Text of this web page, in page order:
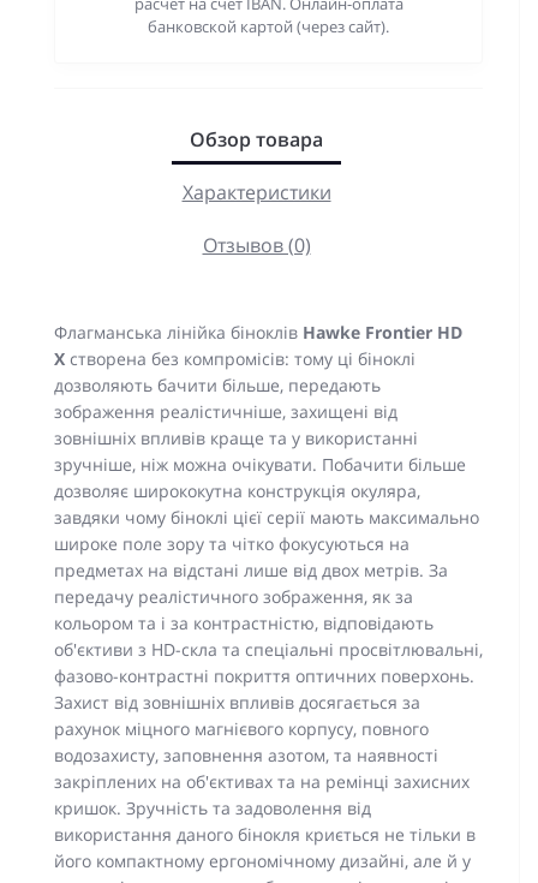
банковской картой (через сайт).
Обзор товара
Характеристики
Отзывов (0)
Флагманська лінійка біноклів Hawke Frontier HD
X створена без компромісів: тому ці біноклі
дозволяють бачити більше, передають
зображення реалістичніше, захищені від
зовнішніх впливів краще та у використанні
зручніше, ніж можна очікувати. Побачити більше
дозволяє ширококутна конструкція окуляра,
завдяки чому біноклі цієї серії мають максимально
широке поле зору та чітко фокусуються на
предметах на відстані лише від двох метрів. За
передачу реалістичного зображення, як за
кольором та і за контрастністю, відповідають
об'єктиви з НD-скла та спеціальні просвітлювальні,
фазово-контрастні покриття оптичних поверхонь.
Захист від зовнішніх впливів досягається за
рахунок міцного магнієвого корпусу, повного
водозахисту, заповнення азотом, та наявності
закріплених на об'єктивах та на ремінці захисних
кришок. Зручність та задоволення від
використання даного бінокля криється не тільки в
його компактному ергономічному дизайні, але й у